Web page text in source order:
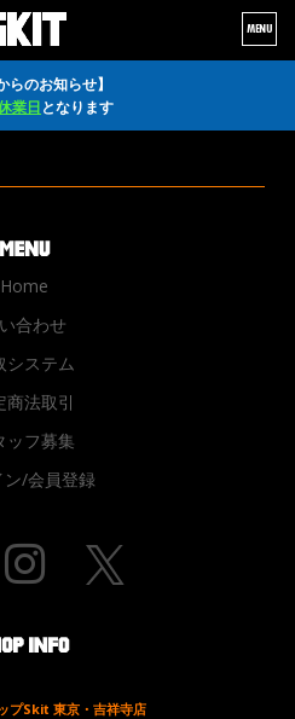
らのお知らせ】
業日となります
MENU
Home
合わせ
システム
商法取引
ッフ募集
ン/会員登録
プSkit 東京・吉祥寺店